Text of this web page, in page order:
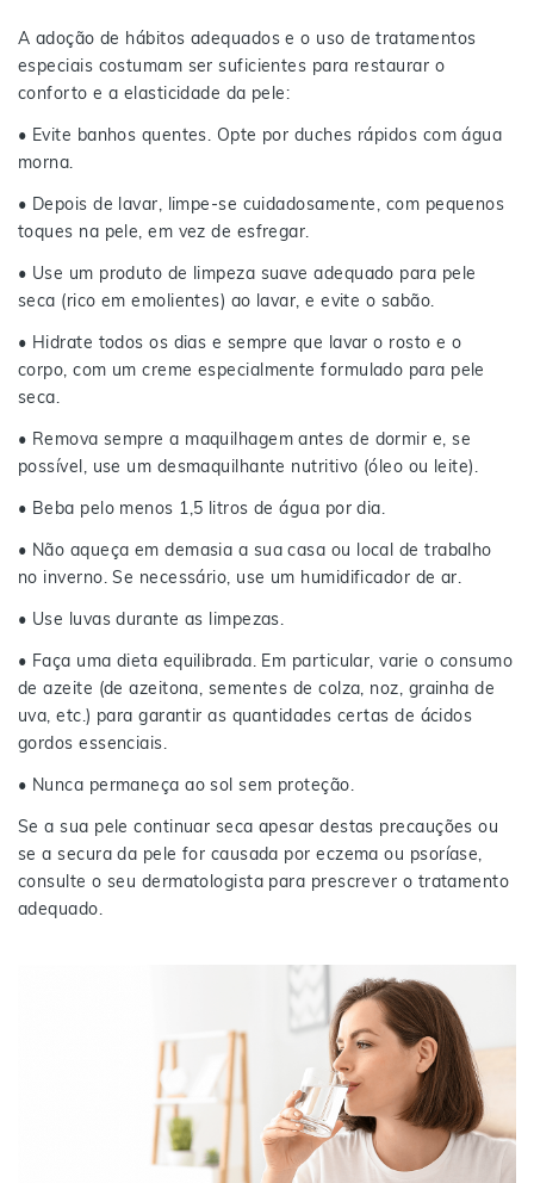
A adoção de hábitos adequados e o uso de tratamentos
especiais costumam ser suficientes para restaurar o
conforto e a elasticidade da pele:
• Evite banhos quentes. Opte por duches rápidos com água
morna.
• Depois de lavar, limpe-se cuidadosamente, com pequenos
toques na pele, em vez de esfregar.
• Use um produto de limpeza suave adequado para pele
seca (rico em emolientes) ao lavar, e evite o sabão.
• Hidrate todos os dias e sempre que lavar o rosto e o
corpo, com um creme especialmente formulado para pele
seca.
• Remova sempre a maquilhagem antes de dormir e, se
possível, use um desmaquilhante nutritivo (óleo ou leite).
• Beba pelo menos 1,5 litros de água por dia.
• Não aqueça em demasia a sua casa ou local de trabalho
no inverno. Se necessário, use um humidificador de ar.
• Use luvas durante as limpezas.
• Faça uma dieta equilibrada. Em particular, varie o consumo
de azeite (de azeitona, sementes de colza, noz, grainha de
uva, etc.) para garantir as quantidades certas de ácidos
gordos essenciais.
• Nunca permaneça ao sol sem proteção.
Se a sua pele continuar seca apesar destas precauções ou
se a secura da pele for causada por eczema ou psoríase,
consulte o seu dermatologista para prescrever o tratamento
adequado.